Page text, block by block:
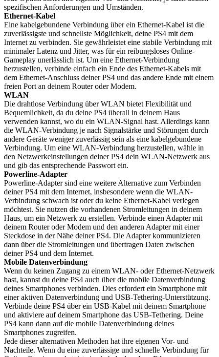
spezifischen Anforderungen und Umständen.
Ethernet-Kabel
Eine kabelgebundene Verbindung über ein Ethernet-Kabel ist die
zuverlässigste und schnellste Möglichkeit, deine PS4 mit dem
Internet zu verbinden. Sie gewährleistet eine stabile Verbindung mit
minimaler Latenz und Jitter, was für ein reibungsloses Online-
Gameplay unerlässlich ist. Um eine Ethernet-Verbindung
herzustellen, verbinde einfach ein Ende des Ethernet-Kabels mit
dem Ethernet-Anschluss deiner PS4 und das andere Ende mit einem
freien Port an deinem Router oder Modem.
WLAN
Die drahtlose Verbindung über WLAN bietet Flexibilität und
Bequemlichkeit, da du deine PS4 überall in deinem Haus
verwenden kannst, wo du ein WLAN-Signal hast. Allerdings kann
die WLAN-Verbindung je nach Signalstärke und Störungen durch
andere Geräte weniger zuverlässig sein als eine kabelgebundene
Verbindung. Um eine WLAN-Verbindung herzustellen, wähle in
den Netzwerkeinstellungen deiner PS4 dein WLAN-Netzwerk aus
und gib das entsprechende Passwort ein.
Powerline-Adapter
Powerline-Adapter sind eine weitere Alternative zum Verbinden
deiner PS4 mit dem Internet, insbesondere wenn die WLAN-
Verbindung schwach ist oder du keine Ethernet-Kabel verlegen
möchtest. Sie nutzen die vorhandenen Stromleitungen in deinem
Haus, um ein Netzwerk zu erstellen. Verbinde einen Adapter mit
deinem Router oder Modem und den anderen Adapter mit einer
Steckdose in der Nähe deiner PS4. Die Adapter kommunizieren
dann über die Stromleitungen und übertragen Daten zwischen
deiner PS4 und dem Internet.
Mobile Datenverbindung
Wenn du keinen Zugang zu einem WLAN- oder Ethernet-Netzwerk
hast, kannst du deine PS4 auch über die mobile Datenverbindung
deines Smartphones verbinden. Dies erfordert ein Smartphone mit
einer aktiven Datenverbindung und USB-Tethering-Unterstützung.
Verbinde deine PS4 über ein USB-Kabel mit deinem Smartphone
und aktiviere auf deinem Smartphone das USB-Tethering. Deine
PS4 kann dann auf die mobile Datenverbindung deines
Smartphones zugreifen.
Jede dieser alternativen Methoden hat ihre eigenen Vor- und
Nachteile. Wenn du eine zuverlässige und schnelle Verbindung für